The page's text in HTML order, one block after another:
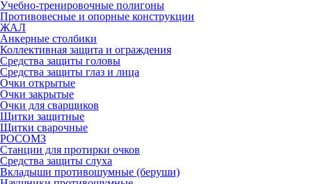
Учебно-тренировочные полигоны
Противовесные и опорные конструкции
ЖАЛ
Анкерные столбики
Коллективная защита и ограждения
Средства защиты головы
Средства защиты глаз и лица
Очки открытые
Очки закрытые
Очки для сварщиков
Щитки защитные
Щитки сварочные
РОСОМЗ
Станции для протирки очков
Средства защиты слуха
Вкладыши противошумные (беруши)